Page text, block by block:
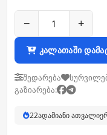
− +
კალათაში
შედარება
გაზიარება:
22ადამიანი